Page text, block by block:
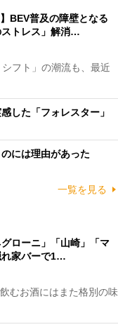
BEV普及の障壁となる
ストレス」解消…
フト」の潮流も、最近
した「フォレスター」
のには理由があった
一覧を見る
ローニ」「山崎」「マ
れ家バーで1…
むお酒にはまた格別の味